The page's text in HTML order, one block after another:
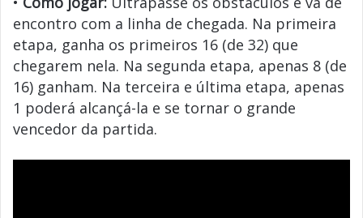
encontro com a linha de chegada. Na primeira
etapa, ganha os primeiros 16 (de 32) que
chegarem nela. Na segunda etapa, apenas 8 (de
16) ganham. Na terceira e última etapa, apenas
1 poderá alcançá-la e se tornar o grande
vencedor da partida.